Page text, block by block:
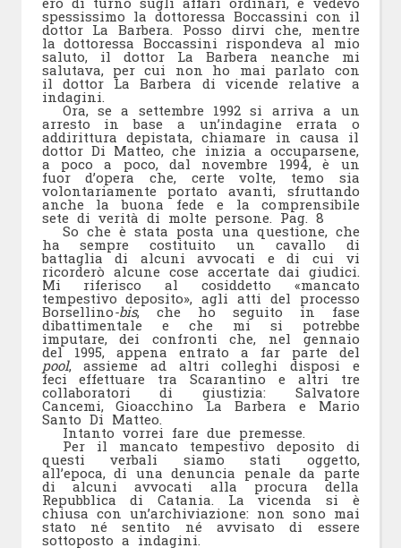
spessissimo la dottoressa Boccassini con il
dottor La Barbera. Posso dirvi che, mentre
la dottoressa Boccassini rispondeva al mio
saluto, il dottor La Barbera neanche mi
salutava, per cui non ho mai parlato con
il dottor La Barbera di vicende relative a
indagini.
Ora, se a settembre 1992 si arriva a un
arresto in base a un’indagine errata o
addirittura depistata, chiamare in causa il
dottor Di Matteo, che inizia a occuparsene,
a poco a poco, dal novembre 1994, è un
fuor d’opera che, certe volte, temo sia
volontariamente portato avanti, sfruttando
anche la buona fede e la comprensibile
sete di verità di molte persone. Pag. 8
So che è stata posta una questione, che
ha sempre costituito un cavallo di
battaglia di alcuni avvocati e di cui vi
ricorderò alcune cose accertate dai giudici.
Mi riferisco al cosiddetto «mancato
tempestivo deposito», agli atti del processo
Borsellino-bis, che ho seguito in fase
dibattimentale e che mi si potrebbe
imputare, dei confronti che, nel gennaio
del 1995, appena entrato a far parte del
pool, assieme ad altri colleghi disposi e
feci effettuare tra Scarantino e altri tre
collaboratori di giustizia: Salvatore
Cancemi, Gioacchino La Barbera e Mario
Santo Di Matteo.
Intanto vorrei fare due premesse.
Per il mancato tempestivo deposito di
questi verbali siamo stati oggetto,
all’epoca, di una denuncia penale da parte
di alcuni avvocati alla procura della
Repubblica di Catania. La vicenda si è
chiusa con un’archiviazione: non sono mai
stato né sentito né avvisato di essere
sottoposto a indagini.